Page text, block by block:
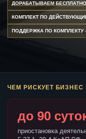
ДОРАБАТЫВАЕМ БЕСПЛАТНО
КОМПЛЕКТ ПО
ПОДДЕРЖКА ПО КОМПЛЕКТУ
ЧЕМ РИСКУЕТ БИЗНЕС
до 90
приостановка